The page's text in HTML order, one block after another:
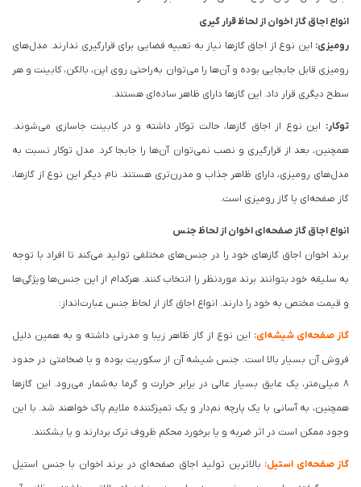
انواع اجاق گاز اخوان از لحاظ قرار گیری
رومیزی: این نوع از اجاق گازها نیاز به تعبیه فضایی برای قرارگیری ندارند. مدل‌های
رومیزی قابل جابجایی بوده و آن‌ها را می‌توان به‌راحتی روی اپن، بالکن، کابینت و هر
سطح دیگری قرار داد. این گازها دارای ظاهر ساده‌ای هستند.
توکار: این نوع از اجاق گازها، حالت توکار داشته و در کابینت جاسازی می‌شوند.
همچنین، بعد از قرارگیری و نصب نمی‌توان آن‌ها را جابجا کرد. مدل توکار نسبت به
مدل‌های رومیزی، دارای ظاهر جذاب و مدرن‌تری هستند. نام دیگر این نوع از گازها،
گاز صفحه‌ای یا گاز رومیزی است.
انواع اجاق گاز صفحه‌ای اخوان از لحاظ جنس
برند اخوان اجاق گازهای خود را در جنس‌های مختلفی تولید می‌کند تا افراد با توجه
به سلیقه خود بتوانند برند موردنظر را انتخاب کنند. هرکدام از این جنس‌ها ویژگی‌ها
و قیمت مختص به خود را دارند. انواع اجاق گاز از لحاظ جنس عبارت‌انداز:
گاز صفحه‌ای شیشه‌ای: این نوع از گاز ظاهر زیبا و مدرنی داشته و به همین دلیل
فروش آن بسیار بالا است. جنس شیشه آن از سکوریت بوده و با ضخامتی در حدود
8 میلی‌متر، یک عایق بسیار عالی در برابر حرارت و گرما به‌شمار می‌رود. این گازها
همچنین، به آسانی با یک پارچه نم‌دار و یک تمیزکننده ملایم پاک خواهند شد. با این
وجود ممکن است در اثر ضربه و یا برخورد محکم ظروف ترک بردارند و یا بشکنند.
گاز صفحه‌ای استیل: بالاترین تولید اجاق صفحه‌ای در برند اخوان با جنس استیل